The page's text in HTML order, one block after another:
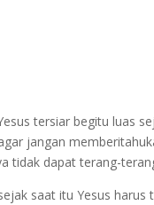
tersiar begitu luas
jangan
tidak dapat terang-
saat itu Yesus